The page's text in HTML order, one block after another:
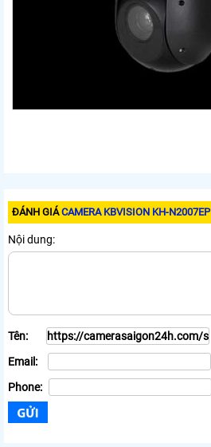
ĐÁNH GIÁCAMERA KBVISION KH-N2007EP
Nội dung:
Tên:
Email:
Phone: